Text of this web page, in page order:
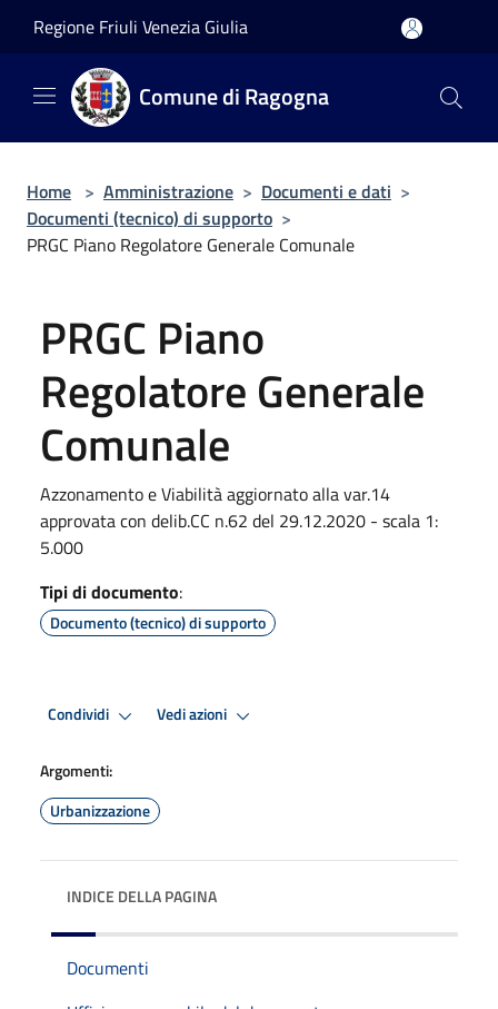
Regione Friuli Venezia Giulia
Comune di Ragogna
Home > Amministrazione > Documenti e dati >
Documenti (tecnico) di supporto >
PRGC Piano Regolatore Generale Comunale
PRGC Piano
Regolatore Generale
Comunale
Azzonamento e Viabilità aggiornato alla var.14
approvata con delib.CC n.62 del 29.12.2020 - scala 1:
5.000
Tipi di documento:
Documento (tecnico) di supporto
Condividi Vedi azioni
Argomenti:
Urbanizzazione
INDICE DELLA PAGINA
Documenti